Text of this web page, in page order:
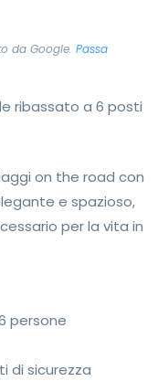
da Google. Passa
ribassato a 6 posti
on the road con
e spazioso,
per la vita in
persone
di sicurezza